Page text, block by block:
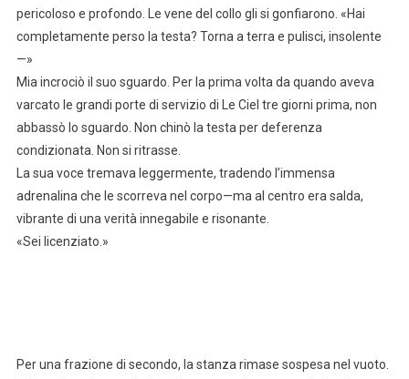
pericoloso e profondo. Le vene del collo gli si gonfiarono. «Hai
completamente perso la testa? Torna a terra e pulisci, insolente
—»
Mia incrociò il suo sguardo. Per la prima volta da quando aveva
varcato le grandi porte di servizio di Le Ciel tre giorni prima, non
abbassò lo sguardo. Non chinò la testa per deferenza
condizionata. Non si ritrasse.
La sua voce tremava leggermente, tradendo l’immensa
adrenalina che le scorreva nel corpo—ma al centro era salda,
vibrante di una verità innegabile e risonante.
«Sei licenziato.»
Per una frazione di secondo, la stanza rimase sospesa nel vuoto.